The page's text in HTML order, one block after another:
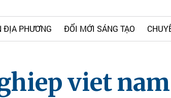
ĐỊA PHƯƠNG ĐỔI MỚI SÁNG TẠO
viet